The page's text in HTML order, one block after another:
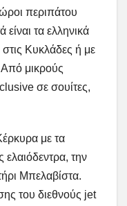
περιπάτου
είναι τα ελληνικά
Κυκλάδες ή με
μικρούς
σε σουίτες,
με τα
ελαιόδεντρα, την
Μπελαβίστα.
του διεθνούς jet